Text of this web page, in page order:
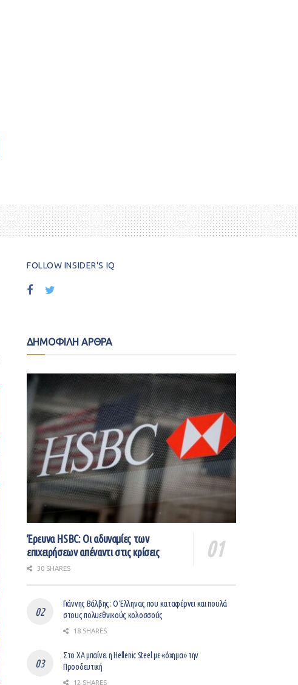
FOLLOW INSIDER'S IQ
ΔΗΜΟΦΙΛΗ ΑΡΘΡΑ
Έρευνα HSBC: Οι αδυναμίες των
επιχειρήσεων απέναντι στις κρίσεις
30 SHARES
Γιάννης Βάλβης: O Έλληνας που καταφέρνει και πουλά
στους πολυεθνικούς κολοσσούς
18 SHARES
Στο ΧΑ μπαίνει η Hellenic Steel με «όχημα» την
Προοδευτική
12 SHARES